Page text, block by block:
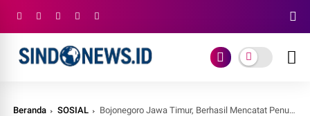
Beranda SOSIAL Bojonegoro Jawa Timur, Berhasil Mencatat Penurunan Angka Kemiskinan Ekstrem di Tahun 2022